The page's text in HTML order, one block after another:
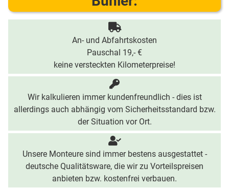
An- und Abfahrtskosten
Pauschal 19,- €
keine versteckten Kilometerpreise!
Wir kalkulieren immer kundenfreundlich - dies ist
allerdings auch abhängig vom Sicherheitsstandard bzw.
der Situation vor Ort.
Unsere Monteure sind immer bestens ausgestattet -
deutsche Qualitätsware, die wir zu Vorteilspreisen
anbieten bzw. kostenfrei verbauen.